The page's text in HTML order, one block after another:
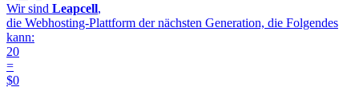
Wir sind Leapcell,
die Webhosting-Plattform der nächsten Generation, die Folgendes
kann:
20
=
$0